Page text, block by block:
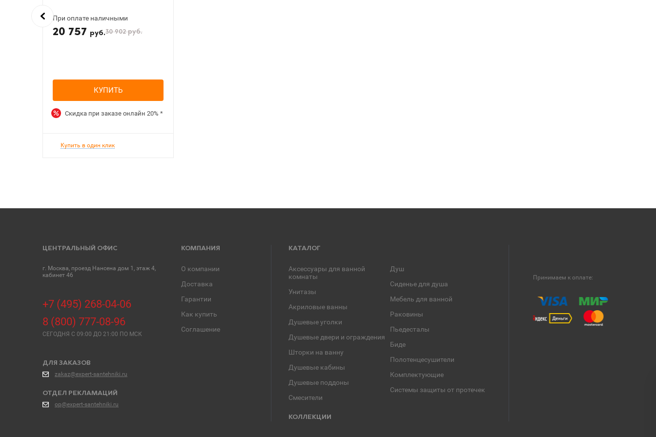
При оплате наличными
20 757 руб.30 902руб.
КУПИТЬ
Скидка при заказе онлайн 20% *
Купить в один клик
ЦЕНТРАЛЬНЫЙ ОФИС
г. Москва, проезд Нансена дом 1, этаж 4,
кабинет 46
+7 (495) 268-04-06
8 (800) 777-08-96
СЕГОДНЯ C 09:00 ДО 21:00 ПО МСК
ДЛЯ ЗАКАЗОВ
zakaz@expert-santehniki.ru
ОТДЕЛ РЕКЛАМАЦИЙ
op@expert-santehniki.ru
КОМПАНИЯ
О компании
Доставка
Гарантии
Как купить
Соглашение
КАТАЛОГ
Аксессуары для ванной
комнаты
Унитазы
Акриловые ванны
Душевые уголки
Душевые двери и ограждения
Шторки на ванну
Душевые кабины
Душевые поддоны
Смесители
Душ
Сиденье для душа
Мебель для ванной
Раковины
Пьедесталы
Биде
Полотенцесушители
Комплектующие
Системы защиты от протечек
КОЛЛЕКЦИИ
Принимаем к оплате: